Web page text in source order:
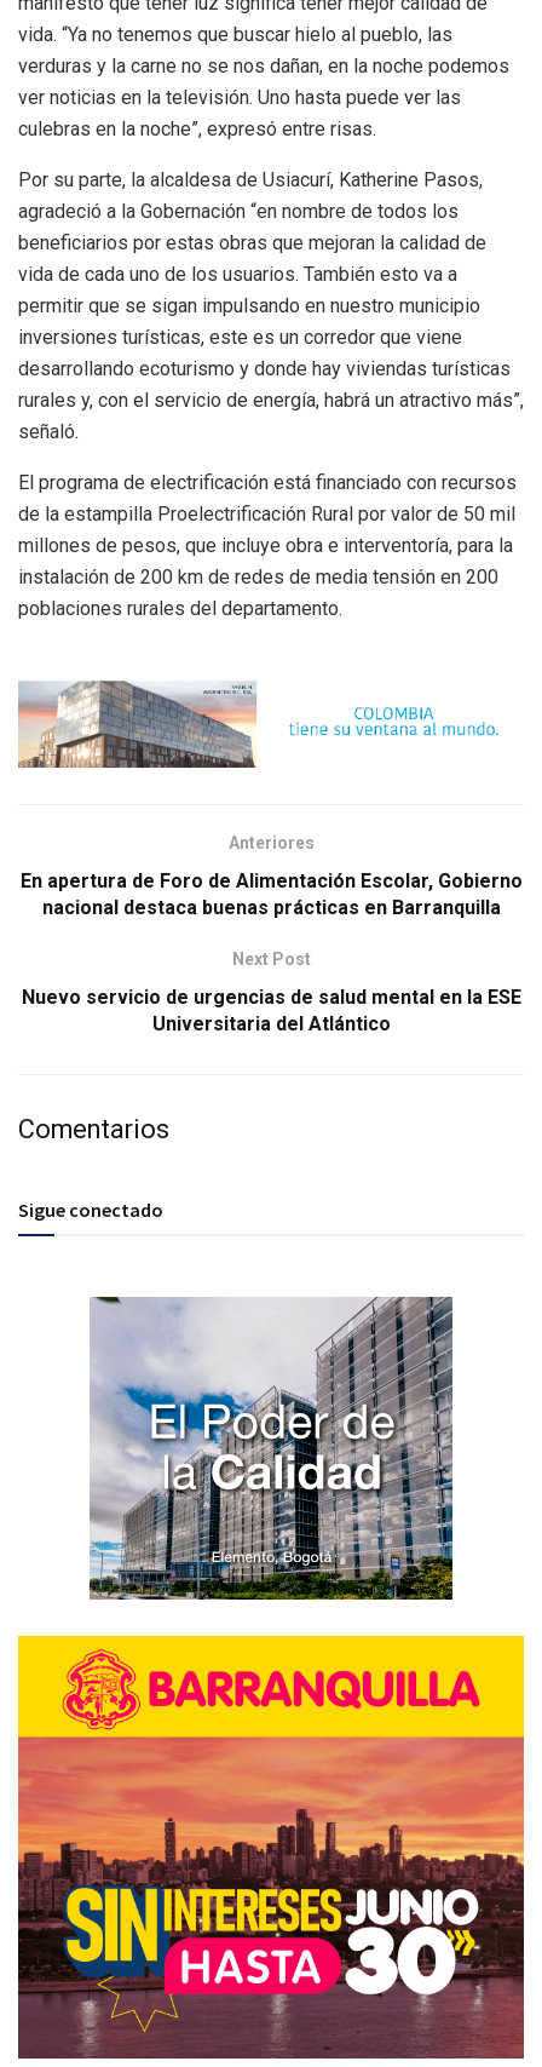
vida. “Ya no tenemos que buscar hielo al pueblo, las
verduras y la carne no se nos dañan, en la noche podemos
ver noticias en la televisión. Uno hasta puede ver las
culebras en la noche”, expresó entre risas.
Por su parte, la alcaldesa de Usiacurí, Katherine Pasos,
agradeció a la Gobernación “en nombre de todos los
beneficiarios por estas obras que mejoran la calidad de
vida de cada uno de los usuarios. También esto va a
permitir que se sigan impulsando en nuestro municipio
inversiones turísticas, este es un corredor que viene
desarrollando ecoturismo y donde hay viviendas turísticas
rurales y, con el servicio de energía, habrá un atractivo más”,
señaló.
El programa de electrificación está financiado con recursos
de la estampilla Proelectrificación Rural por valor de 50 mil
millones de pesos, que incluye obra e interventoría, para la
instalación de 200 km de redes de media tensión en 200
poblaciones rurales del departamento.
Anteriores
En apertura de Foro de Alimentación Escolar, Gobierno
nacional destaca buenas prácticas en Barranquilla
Next Post
Nuevo servicio de urgencias de salud mental en la ESE
Universitaria del Atlántico
Comentarios
Sigue conectado